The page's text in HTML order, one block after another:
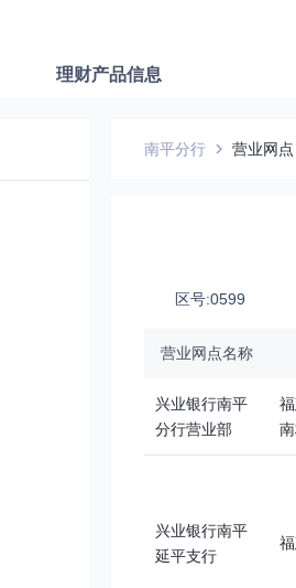
理财产品信息
南平分行 营业网点
区号:0599
营业网点名称
兴业银行南平
分行营业部
兴业银行南平
延平支行